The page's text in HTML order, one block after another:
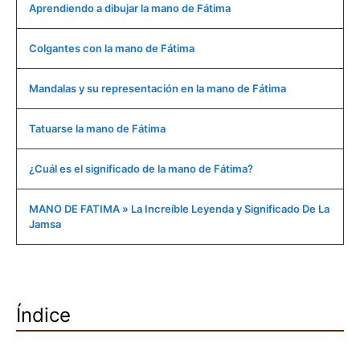
Aprendiendo a dibujar la mano de Fátima
Colgantes con la mano de Fátima
Mandalas y su representación en la mano de Fátima
Tatuarse la mano de Fátima
¿Cuál es el significado de la mano de Fátima?
MANO DE FATIMA » La Increíble Leyenda y Significado De La
Jamsa
Índice